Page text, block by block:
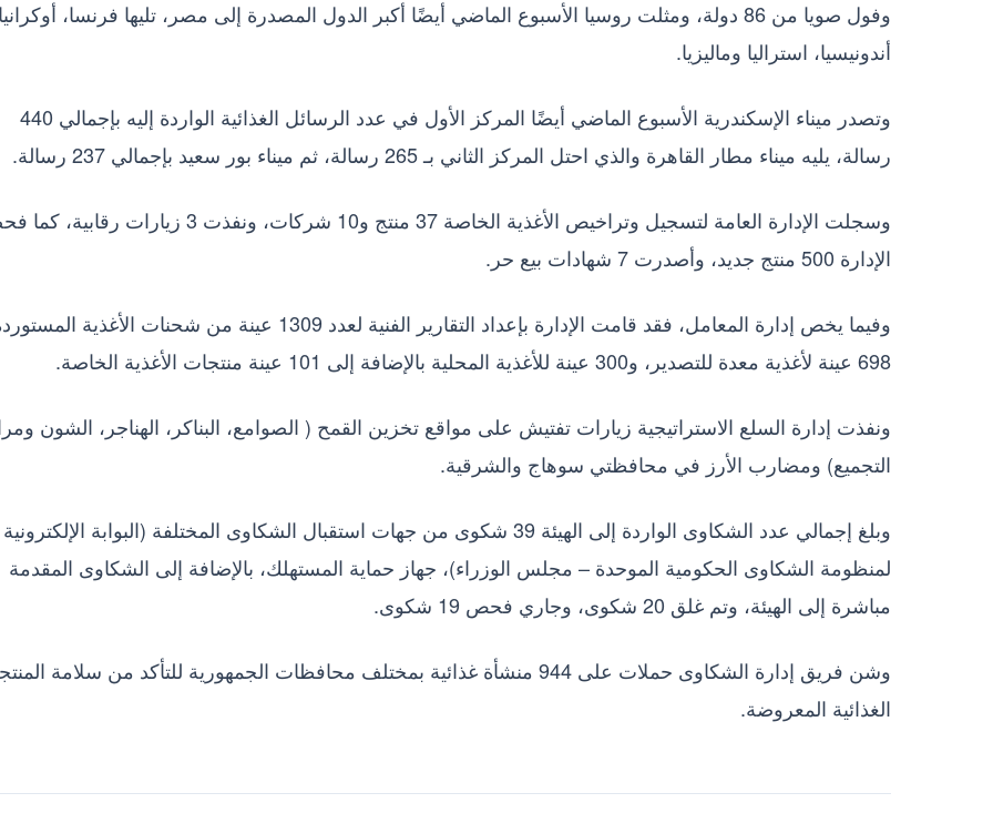
وفول صويا من 86 دولة، ومثلت روسيا الأسبوع الماضي أيضًا أكبر الدول المصدرة إلى مصر، تليها فرنسا،
أندونيسيا، استراليا وماليزيا.
وتصدر ميناء الإسكندرية الأسبوع الماضي أيضًا المركز الأول في عدد الرسائل الغذائية الواردة إليه بإجمالي 440
رسالة، يليه ميناء مطار القاهرة والذي احتل المركز الثاني بـ 265 رسالة، ثم ميناء بور سعيد بإجمالي 237 رسالة.
وسجلت الإدارة العامة لتسجيل وتراخيص الأغذية الخاصة 37 منتج و10 شركات، ونفذت 3
الإدارة 500 منتج جديد، وأصدرت 7 شهادات بيع حر.
وفيما يخص إدارة المعامل، فقد قامت الإدارة بإعداد التقارير الفنية لعدد 1309 عينة من شحنات الأغذية
698 عينة لأغذية معدة للتصدير، و300 عينة للأغذية المحلية بالإضافة إلى 101 عينة منتجات الأغذية الخاصة.
ونفذت إدارة السلع الاستراتيجية زيارات تفتيش على مواقع تخزين القمح ( الصوامع، البناكر، الهناجر، الشون
التجميع) ومضارب الأرز في محافظتي سوهاج والشرقية.
وبلغ إجمالي عدد الشكاوى الواردة إلى الهيئة 39 شكوى من جهات استقبال الشكاوى المختلفة (البوابة الإلكترونية
لمنظومة الشكاوى الحكومية الموحدة – مجلس الوزراء)، جهاز حماية المستهلك، بالإضافة إلى الشكاوى المقدمة
مباشرة إلى الهيئة، وتم غلق 20 شكوى، وجاري فحص 19 شكوى.
وشن فريق إدارة الشكاوى حملات على 944 منشأة غذائية بمختلف محافظات الجمهورية للتأكد من سلامة
الغذائية المعروضة.